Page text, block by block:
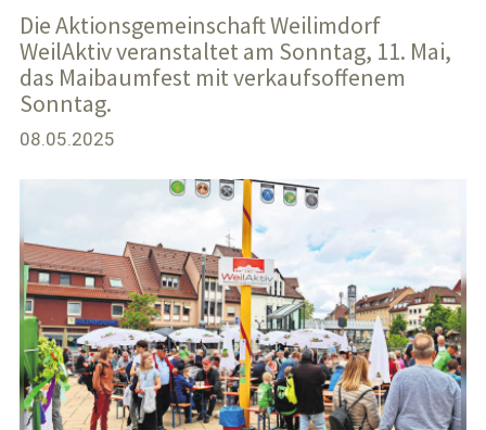
Die Aktionsgemeinschaft Weilimdorf
WeilAktiv veranstaltet am Sonntag, 11. Mai,
das Maibaumfest mit verkaufsoffenem
Sonntag.
08.05.2025